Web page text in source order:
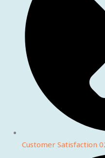
Customer Satisfaction